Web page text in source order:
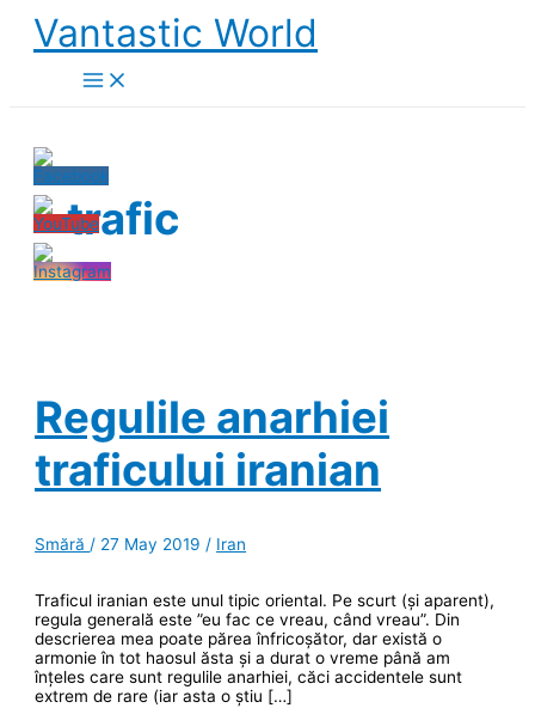
Skip
content
Vantastic World
trafic
Regulile anarhiei
traficului iranian
Smără / 27 May 2019 / Iran
Traficul iranian este unul tipic oriental. Pe scurt (și aparent),
regula generală este ”eu fac ce vreau, când vreau”. Din
descrierea mea poate părea înfricoșător, dar există o
armonie în tot haosul ăsta și a durat o vreme până am
înțeles care sunt regulile anarhiei, căci accidentele sunt
extrem de rare (iar asta o știu […]